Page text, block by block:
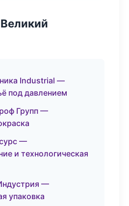
Industrial —
под давлением
Групп —
—
и технологическая
—
упаковка